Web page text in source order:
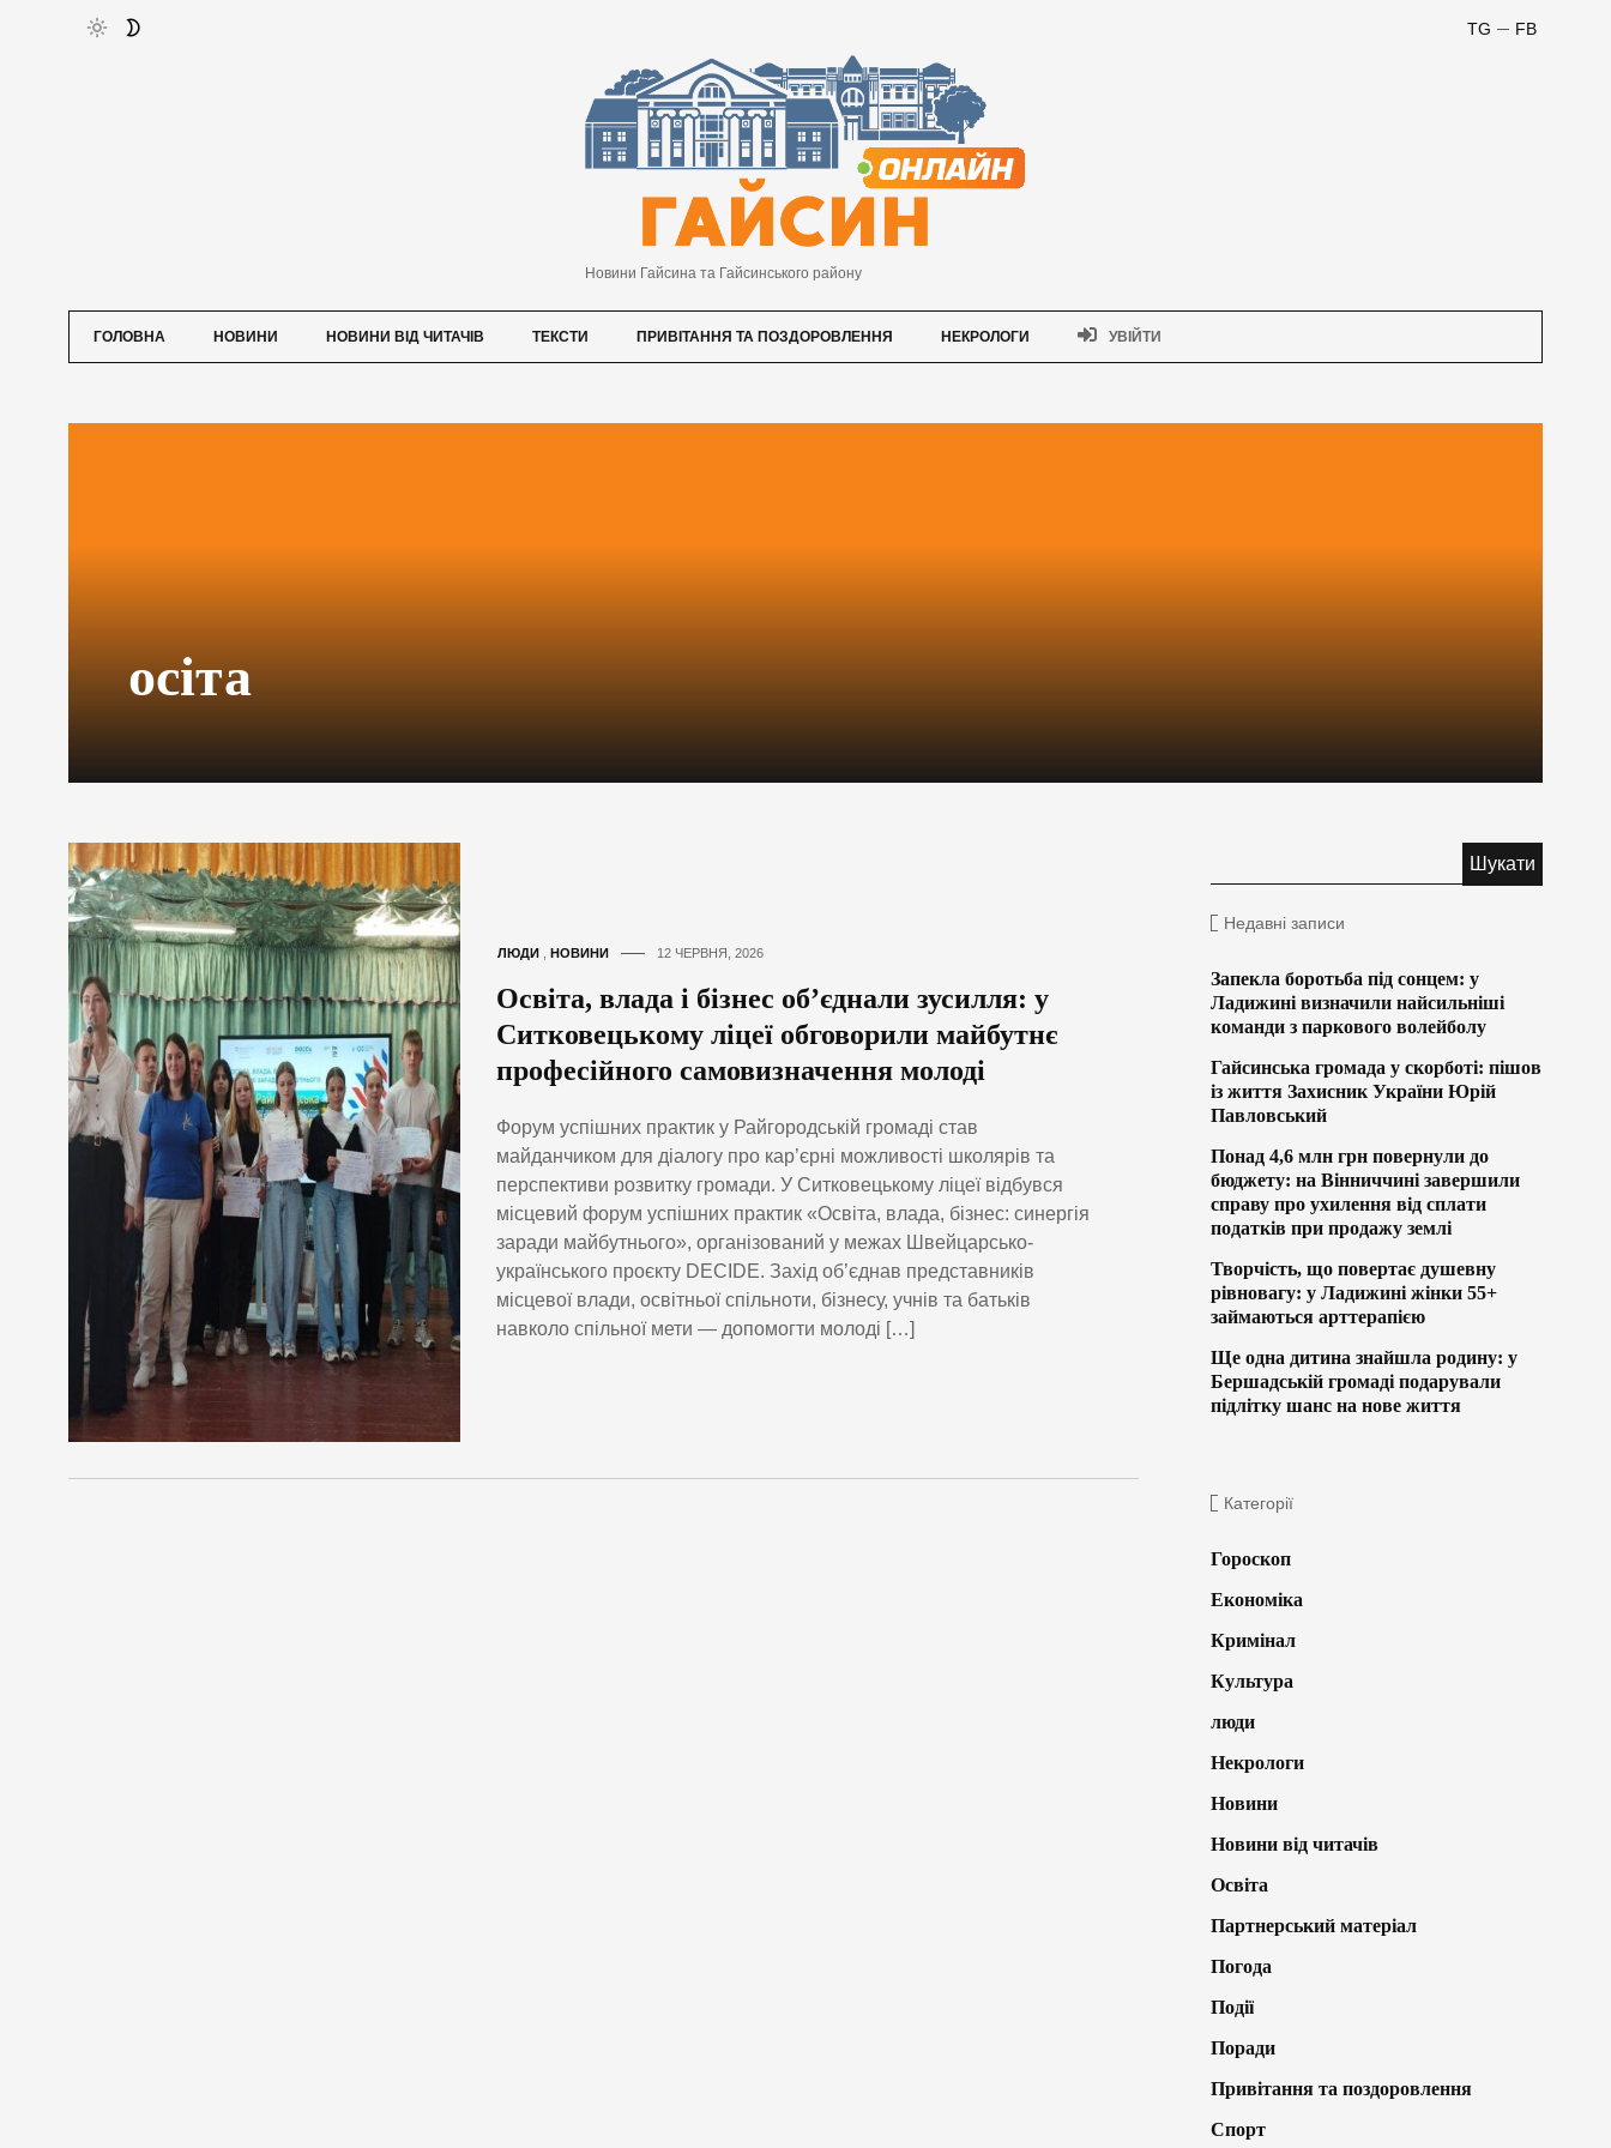
FB
TG
Новини Гайсина та Гайсинського району
ГОЛОВНА НОВИНИ НОВИНИ ВІД ЧИТАЧІВ ТЕКСТИ ПРИВІТАННЯ ТА ПОЗДОРОВЛЕННЯ НЕКРОЛОГИ УВІЙТИ
осіта
ЛЮДИ НОВИНИ 12 ЧЕРВНЯ, 2026
Освіта, влада і бізнес об’єднали зусилля: у
Ситковецькому ліцеї обговорили майбутнє
професійного самовизначення молоді
Форум успішних практик у Райгородській громаді став
майданчиком для діалогу про кар’єрні можливості школярів та
перспективи розвитку громади. У Ситковецькому ліцеї відбувся
місцевий форум успішних практик «Освіта, влада, бізнес: синергія
заради майбутнього», організований у межах Швейцарсько-
українського проєкту DECIDE. Захід об’єднав представників
місцевої влади, освітньої спільноти, бізнесу, учнів та батьків
навколо спільної мети — допомогти молоді […]
Недавні записи
Запекла боротьба під сонцем: у
Ладижині визначили найсильніші
команди з паркового волейболу
Гайсинська громада у скорботі: пішов
із життя Захисник України Юрій
Павловський
Понад 4,6 млн грн повернули до
бюджету: на Вінниччині завершили
справу про ухилення від сплати
податків при продажу землі
Творчість, що повертає душевну
рівновагу: у Ладижині жінки 55+
займаються арттерапією
Ще одна дитина знайшла родину: у
Бершадській громаді подарували
підлітку шанс на нове життя
Категорії
Гороскоп
Економіка
Кримінал
Культура
люди
Некрологи
Новини
Новини від читачів
Освіта
Партнерський матеріал
Погода
Події
Поради
Привітання та поздоровлення
Спорт